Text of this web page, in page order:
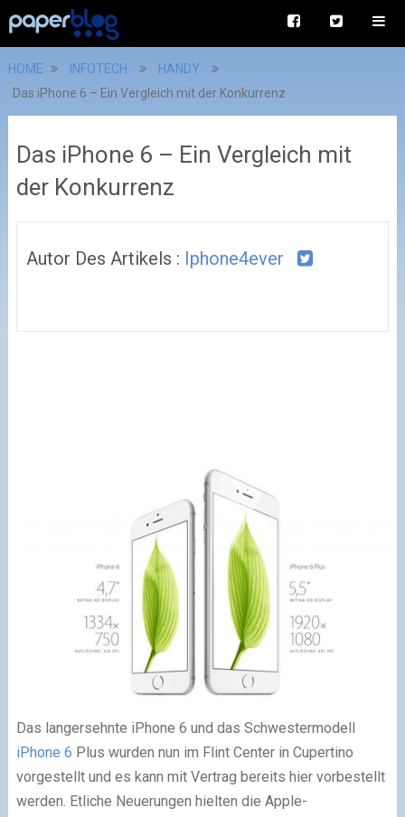
HOME INFOTECH
HANDY
Das iPhone 6 – Ein Vergleich mit der Konkurrenz
Das iPhone 6 – Ein Vergleich mit
der Konkurrenz
Autor Des Artikels : Iphone4ever
Das langersehnte iPhone 6 und das Schwestermodell
iPhone 6 Plus wurden nun im Flint Center in Cupertino
vorgestellt und es kann mit Vertrag bereits hier vorbestellt
werden. Etliche Neuerungen hielten die Apple-